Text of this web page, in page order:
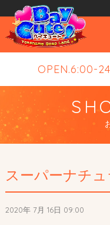
OPEN.6:00-
スーパーナチ
2020年 7月 16日 09:00